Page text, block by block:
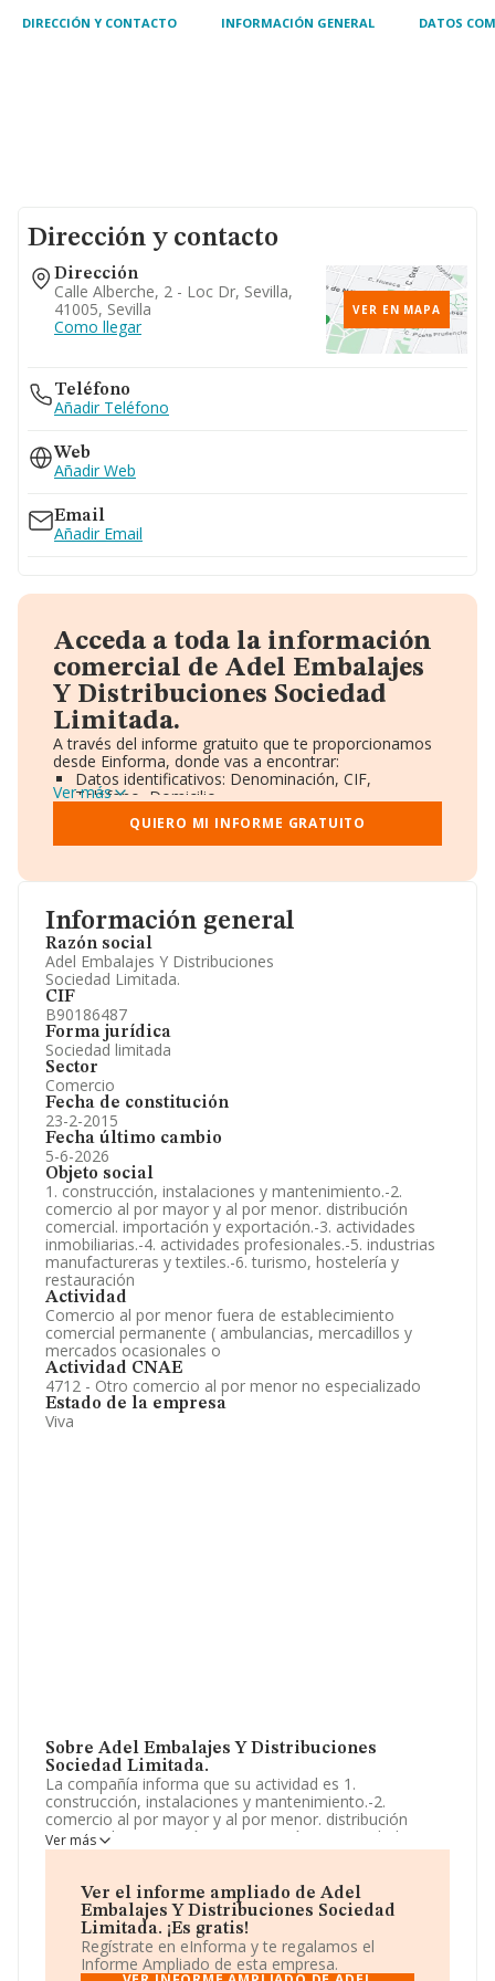
DIRECCIÓN Y CONTACTO INFORMACIÓN GENERAL DATOS
Información general
Razón social
Adel Embalajes Y Distribuciones
Sociedad Limitada.
CIF
B90186487
Forma jurídica
Sociedad limitada
Sector
Comercio
Fecha de constitución
23-2-2015
Fecha último cambio
5-6-2026
Objeto social
1. construcción, instalaciones y mantenimiento.-2.
comercio al por mayor y al por menor. distribución
comercial. importación y exportación.-3. actividades
inmobiliarias.-4. actividades profesionales.-5. industrias
manufactureras y textiles.-6. turismo, hostelería y
restauración
Actividad
Comercio al por menor fuera de establecimiento
comercial permanente ( ambulancias, mercadillos y
mercados ocasionales o
Actividad CNAE
4712 - Otro comercio al por menor no especializado
Estado de la empresa
Viva
Sobre Adel Embalajes Y Distribuciones
Sociedad Limitada.
La compañía informa que su actividad es 1.
construcción, instalaciones y mantenimiento.-2.
comercio al por mayor y al por menor. distribución
comercial. importación y exportación.-3. actividades
inmobiliarias.-4. actividades profesionales.-5. industrias
restauración. La sociedad está inscrita en el Registro
Mercantil como Sociedad Limitada. Su CNAE
corresponde a 4712 con código '%cnae%'. La sociedad
no tiene actividad en mercados exteriores.
Ver más
Ver el informe ampliado de Adel
Embalajes Y Distribuciones Sociedad
Limitada. ¡Es gratis!
Regístrate en eInforma y te regalamos el
Informe Ampliado de esta empresa.
Dirección y contacto
Dirección
Calle Alberche, 2 - Loc Dr, Sevilla,
41005, Sevilla
Como llegar
VER EN MAPA
Teléfono
Añadir Teléfono
Web
Añadir Web
Email
Añadir Email
Acceda a toda la información
comercial de Adel Embalajes
Y Distribuciones Sociedad
Limitada.
A través del informe gratuito que te proporcionamos
desde Einforma, donde vas a encontrar:
Datos identificativos: Denominación, CIF,
Teléfono, Domicilio.
Informe Mercantil Completo (BORME).
Gráficos de Evolución Ventas y Empleados.
Consejo de Administración y Administradores.
Accionistas.
Artículos de prensa publicados sobre la empresa.
Información oficial y registral complementaria.
Ver más
QUIERO MI INFORME GRATUITO